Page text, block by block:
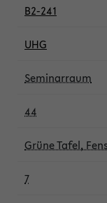
B2-241
UHG
Seminarraum
44
Grüne Tafel,
7